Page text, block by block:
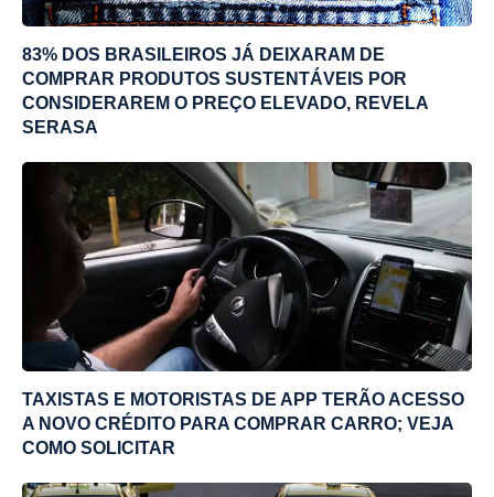
83% DOS BRASILEIROS JÁ DEIXARAM DE
COMPRAR PRODUTOS SUSTENTÁVEIS POR
CONSIDERAREM O PREÇO ELEVADO, REVELA
SERASA
TAXISTAS E MOTORISTAS DE APP TERÃO ACESSO
A NOVO CRÉDITO PARA COMPRAR CARRO; VEJA
COMO SOLICITAR